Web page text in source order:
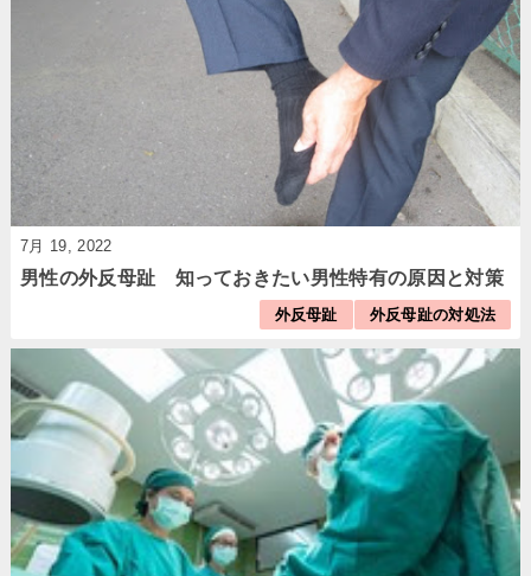
7月 19, 2022
男性の外反母趾 知っておきたい男性特有の原因と対策
外反母趾 外反母趾の対処法